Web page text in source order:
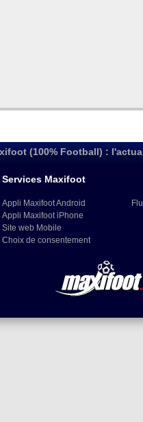
(100% Football) :
Services Maxifoot
Appli Maxifoot Android
Appli Maxifoot iPhone
Site web Mobile
Choix de consentement